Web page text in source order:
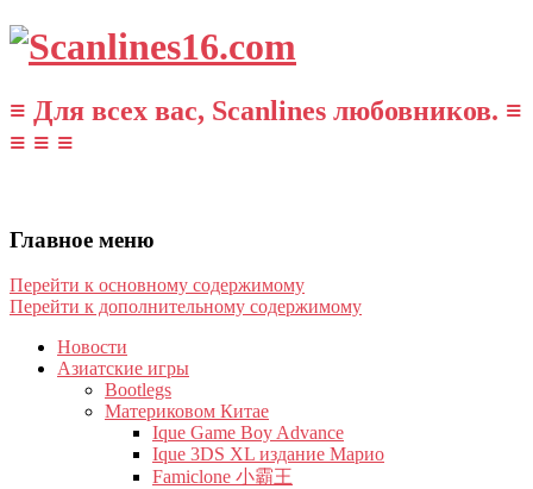
≡ Для всех вас, Scanlines любовников. ≡
≡ ≡ ≡
Главное меню
Перейти к основному содержимому
Перейти к дополнительному содержимому
Новости
Азиатские игры
Bootlegs
Материковом Китае
Ique Game Boy Advance
Ique 3DS XL издание Марио
Famiclone 小霸王